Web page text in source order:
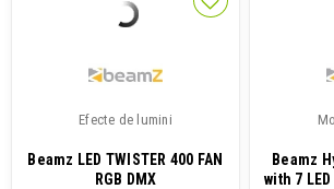
Efecte de lumini
Beamz LED TWISTER 400 FAN
RGB DMX
Beamz
with 7